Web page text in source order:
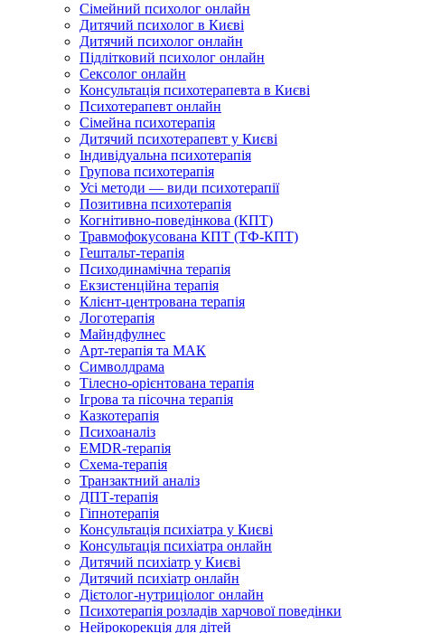
Сімейний психолог онлайн
Дитячий психолог в Києві
Дитячий психолог онлайн
Підлітковий психолог онлайн
Сексолог онлайн
Консультація психотерапевта в Києві
Психотерапевт онлайн
Сімейна психотерапія
Дитячий психотерапевт у Києві
Індивідуальна психотерапія
Групова психотерапія
Усі методи — види психотерапії
Позитивна психотерапія
Когнітивно-поведінкова (КПТ)
Травмофокусована КПТ (ТФ-КПТ)
Гештальт-терапія
Психодинамічна терапія
Екзистенційна терапія
Клієнт-центрована терапія
Логотерапія
Майндфулнес
Арт-терапія та МАК
Символдрама
Тілесно-орієнтована терапія
Ігрова та пісочна терапія
Казкотерапія
Психоаналіз
EMDR-терапія
Схема-терапія
Транзактний аналіз
ДПТ-терапія
Гіпнотерапія
Консультація психіатра у Києві
Консультація психіатра онлайн
Дитячий психіатр у Києві
Дитячий психіатр онлайн
Дієтолог-нутриціолог онлайн
Психотерапія розладів харчової поведінки
Нейрокорекція для дітей